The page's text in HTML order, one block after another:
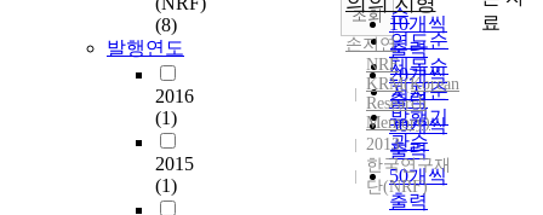
(8)
발행연도
2016
(1)
2015
(1)
순
연도순
제목순
저자순
발행기
관순
10개씩
출력
20개씩
출력
30개씩
출력
50개씩
출력
조회
손지연
NRF
KRM(Korean
Research
Memory)
2013
한국연구재
단(NRF)
료